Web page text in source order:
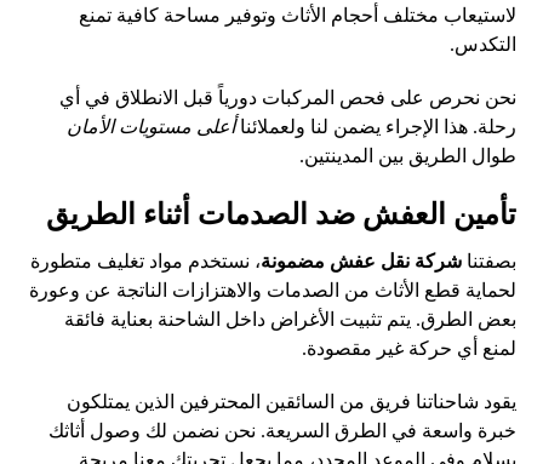
لاستيعاب مختلف أحجام الأثاث وتوفير مساحة كافية تمنع
التكدس.
نحن نحرص على فحص المركبات دورياً قبل الانطلاق في أي
رحلة. هذا الإجراء يضمن لنا ولعملائناأعلى مستويات الأمان
طوال الطريق بين المدينتين.
تأمين العفش ضد الصدمات أثناء الطريق
بصفتناشركة نقل عفش مضمونة، نستخدم مواد تغليف متطورة
لحماية قطع الأثاث من الصدمات والاهتزازات الناتجة عن وعورة
بعض الطرق. يتم تثبيت الأغراض داخل الشاحنة بعناية فائقة
لمنع أي حركة غير مقصودة.
يقود شاحناتنا فريق من السائقين المحترفين الذين يمتلكون
خبرة واسعة في الطرق السريعة. نحن نضمن لك وصول أثاثك